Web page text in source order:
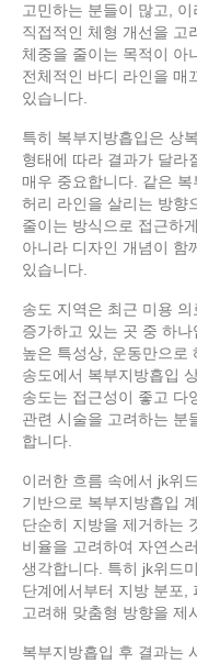
고민하는 분들이 많고,
직접적인 체형 개선을 고
체중을 줄이는 목적이 아
전체적인 바디 라인을 매
있습니다.
특히 복부지방흡입은 상
형태에 따라 결과가 달라
매우 중요합니다. 같은
허리 라인을 살리는 방향
줄이는 방식으로 접근하
아니라 디자인 개념이 함
있습니다.
송도 지역은 최근 미용
증가하고 있는 곳 중 하
높은 특성상, 운동만으로
송도에서 복부지방흡입
송도는 접근성이 좋고 다
관련 시술을 고려하는 분
합니다.
이러한 흐름 속에서 jk위
기반으로 복부지방흡입
단순히 지방을 제거하는
비율을 고려하여 자연스
생각합니다. 특히 jk위드
단계에서부터 지방 분포,
고려해 맞춤형 방향을 제
복부지방흡입 후 결과는